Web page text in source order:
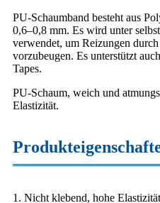
PU-Schaumband besteht aus
0,6–0,8 mm. Es wird unter
verwendet, um Reizungen
vorzubeugen. Es unterstützt
Tapes.
PU-Schaum, weich und
Elastizität.
1. Nicht klebend, hohe